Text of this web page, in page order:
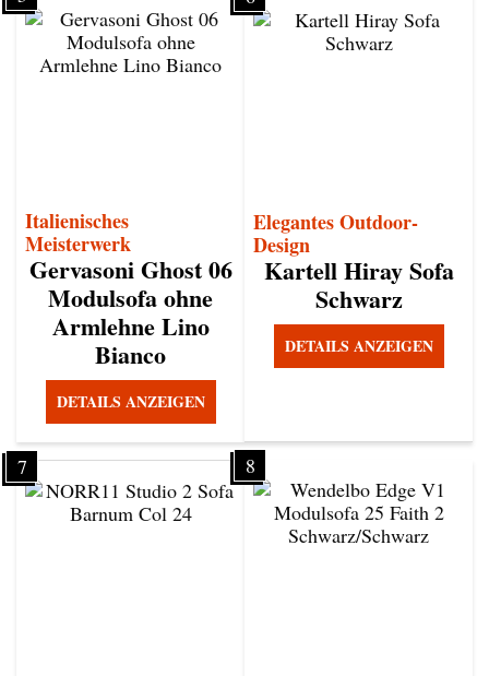
Italienisches
Meisterwerk
Gervasoni Ghost 06
Modulsofa ohne
Armlehne Lino
Bianco
DETAILS ANZEIGEN
Elegantes Outdoor-
Design
Kartell Hiray Sofa
Schwarz
DETAILS ANZEIGEN
7 8